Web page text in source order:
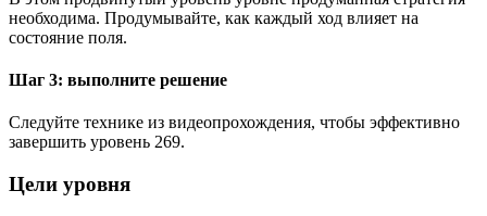
необходима. Продумывайте, как каждый ход влияет на
состояние поля.
Шаг 3: выполните решение
Следуйте технике из видеопрохождения, чтобы эффективно
завершить уровень 269.
Цели уровня